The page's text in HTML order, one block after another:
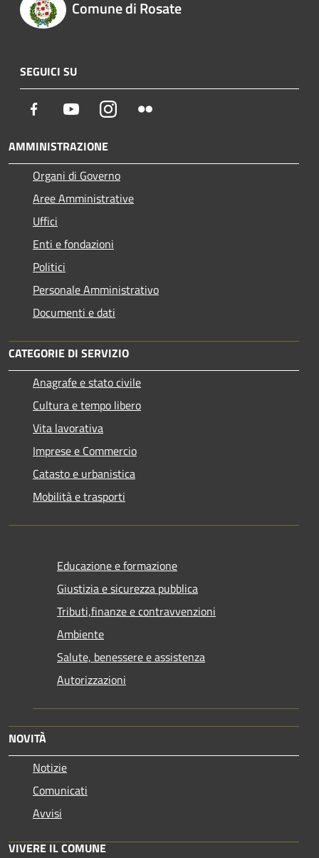
Comune di Rosate
SEGUICI SU
Facebook YoutubeInstagram
AMMINISTRAZIONE
Organi di Governo
Aree Amministrative
Uffici
Enti e fondazioni
Politici
Personale Amministrativo
Documenti e dati
CATEGORIE DI SERVIZIO
Anagrafe e stato civile
Cultura e tempo libero
Vita lavorativa
Imprese e Commercio
Catasto e urbanistica
Mobilità e trasporti
Educazione e formazione
Giustizia e sicurezza pubblica
Tributi,finanze e contravvenzioni
Ambiente
Salute, benessere e assistenza
Autorizzazioni
NOVITÀ
Notizie
Comunicati
Avvisi
VIVERE IL COMUNE